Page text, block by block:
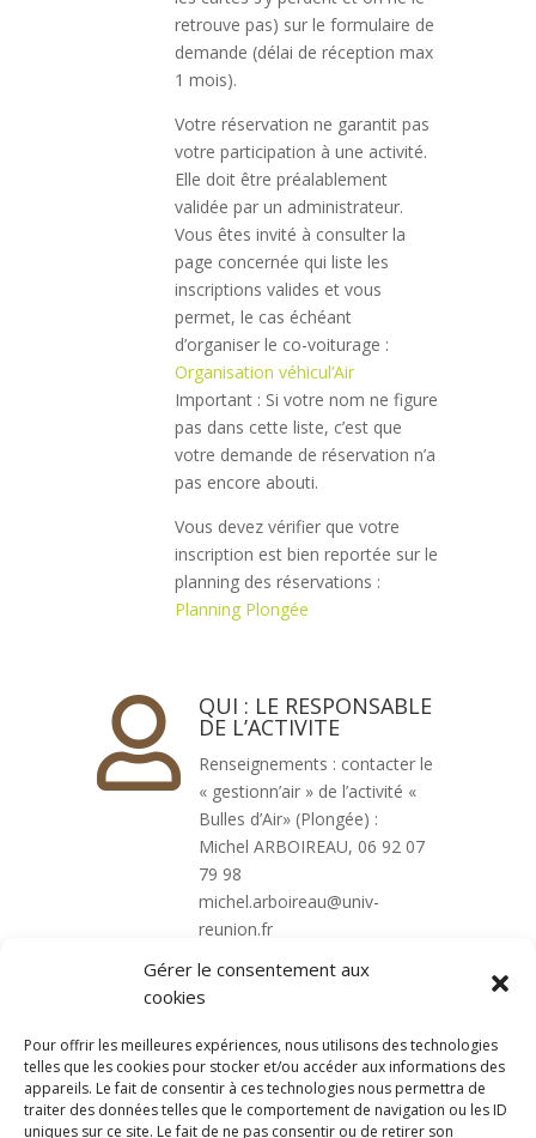
Gérer le consentement aux
cookies
Pour offrir les meilleures expériences, nous utilisons des technologies
telles que les cookies pour stocker et/ou accéder aux informations des
appareils. Le fait de consentir à ces technologies nous permettra de
traiter des données telles que le comportement de navigation ou les ID
uniques sur ce site. Le fait de ne pas consentir ou de retirer son
retrouve pas) sur le formulaire de
demande (délai de réception max
1 mois).
Votre réservation ne garantit pas
votre participation à une activité.
Elle doit être préalablement
validée par un administrateur.
Vous êtes invité à consulter la
page concernée qui liste les
inscriptions valides et vous
permet, le cas échéant
d’organiser le co-voiturage :
Organisation véhicul’Air
Important : Si votre nom ne figure
pas dans cette liste, c’est que
votre demande de réservation n’a
pas encore abouti.
Vous devez vérifier que votre
inscription est bien reportée sur le
planning des réservations :
Planning Plongée
 QUI : LE RESPONSABLE
DE L’ACTIVITE
Renseignements : contacter le
« gestionn’air » de l’activité «
Bulles d’Air» (Plongée) :
Michel ARBOIREAU, 06 92 07
79 98
michel.arboireau@univ-
reunion.fr